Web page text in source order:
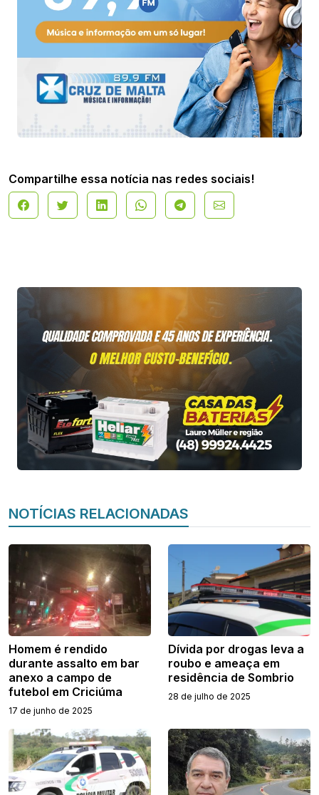
Compartilhe essa notícia nas redes sociais!
NOTÍCIAS RELACIONADAS
Homem é rendido
durante assalto em bar
anexo a campo de
futebol em Criciúma
17 de junho de 2025
Dívida por drogas leva a
roubo e ameaça em
residência de Sombrio
28 de julho de 2025